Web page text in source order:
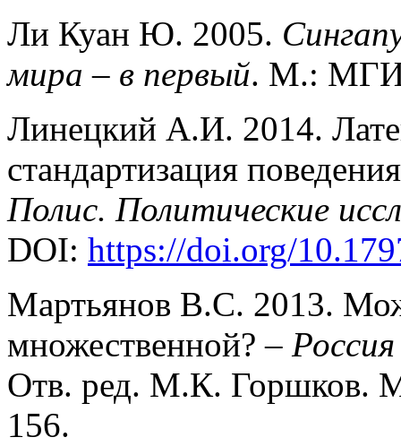
Ли Куан Ю. 2005.
мира – в первый. М.:
Линецкий А.И. 2014.
стандартизация
Полис. Политические
DOI: https://doi.org/
Мартьянов В.С. 2013.
множественной? –
Отв. ред. М.К. Горшков.
156.